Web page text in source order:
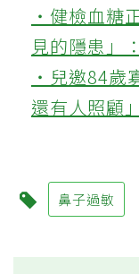
‧健檢血糖
見的隱患」
‧兒邀84歲
還有人照顧
鼻子過敏